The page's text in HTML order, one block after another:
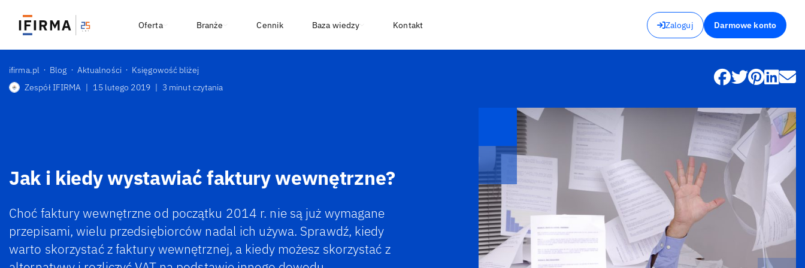
Zaloguj Darmowe konto
Oferta Branże Cennik Baza wiedzy Kontakt
ifirma.pl Blog Aktualności
Księgowość bliżej
Zespół IFIRMA | 15 lutego 2019 | 3 minut czytania
Jak i kiedy wystawiać faktury wewnętrzne?
Choć faktury wewnętrzne od początku 2014 r. nie są już wymagane
przepisami, wielu przedsiębiorców nadal ich używa. Sprawdź, kiedy
warto skorzystać z faktury wewnętrznej, a kiedy możesz skorzystać z